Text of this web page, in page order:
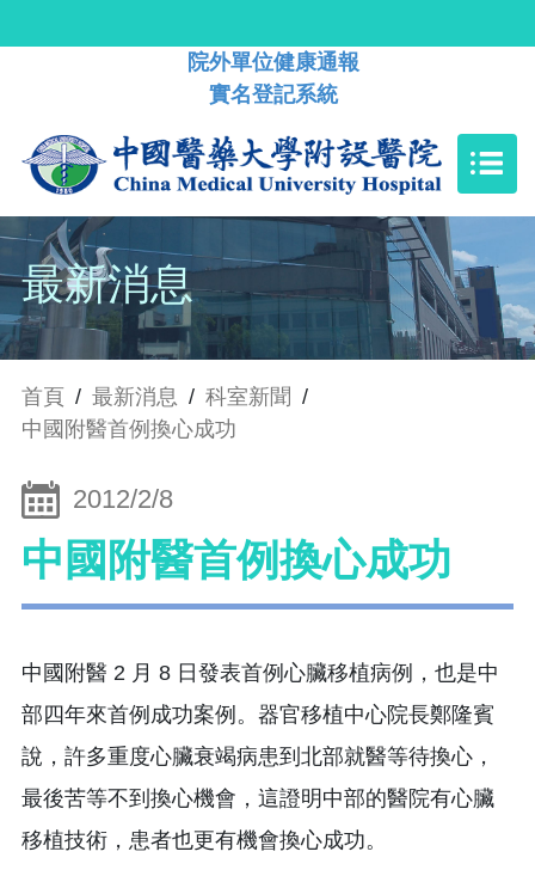
院外單位健康通報
實名登記系統
最新消息
首頁 / 最新消息 / 科室新聞 /
中國附醫首例換心成功
2012/2/8
中國附醫首例換心成功
中國附醫 2 月 8 日發表首例心臟移植病例，也是中
部四年來首例成功案例。器官移植中心院長鄭隆賓
說，許多重度心臟衰竭病患到北部就醫等待換心，
最後苦等不到換心機會，這證明中部的醫院有心臟
移植技術，患者也更有機會換心成功。